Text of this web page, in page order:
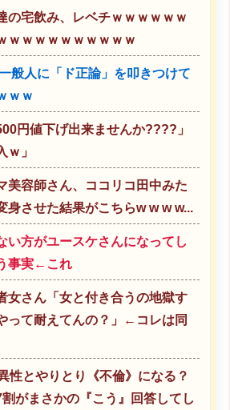
の宅飲み、レベチｗｗｗｗｗｗ
ｗｗｗｗｗｗｗｗｗｗ
般人に「ド正論」を叩きつけて
ｗｗ
円値下げ出来ませんか????」
ｗ」
美容師さん、ココリコ田中みた
身させた結果がこちらw w w w...
い方がユースケさんになってし
事実←これ
女さん「女と付き合うの地獄す
って耐えてんの？」←コレは同
性とやりとり《不倫》になる？
がまさかの『こう』回答してし